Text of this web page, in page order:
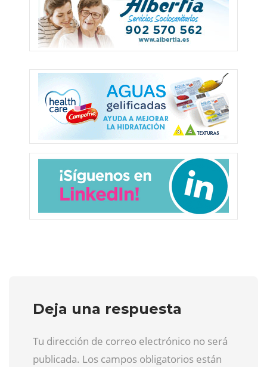
Deja una respuesta
Tu dirección de correo electrónico no será
publicada. Los campos obligatorios están